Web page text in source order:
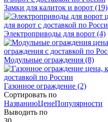
Замки для калиток и ворот (19)
Электроприводы для ворот (4)
Модульные ограждения (8)
Газонное ограждение (2)
Сортировать по
НазваниюЦенеПопулярности
Выводить по